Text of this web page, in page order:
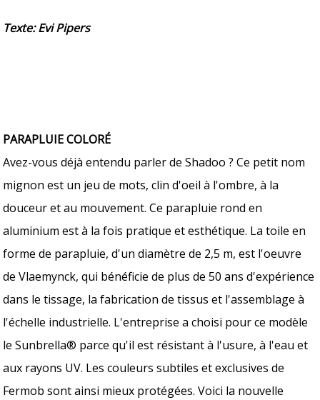
Texte: Evi Pipers
PARAPLUIE COLORÉ
Avez-vous déjà entendu parler de Shadoo ? Ce petit nom
mignon est un jeu de mots, clin d'oeil à l'ombre, à la
douceur et au mouvement. Ce parapluie rond en
aluminium est à la fois pratique et esthétique. La toile en
forme de parapluie, d'un diamètre de 2,5 m, est l'oeuvre
de Vlaemynck, qui bénéficie de plus de 50 ans d'expérience
dans le tissage, la fabrication de tissus et l'assemblage à
l'échelle industrielle. L'entreprise a choisi pour ce modèle
le Sunbrella® parce qu'il est résistant à l'usure, à l'eau et
aux rayons UV. Les couleurs subtiles et exclusives de
Fermob sont ainsi mieux protégées. Voici la nouvelle